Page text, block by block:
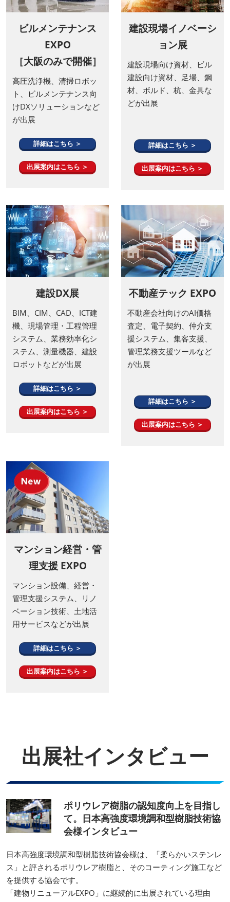
ビルメンテナンス
EXPO
［大阪のみで開催］
高圧洗浄機、清掃ロボッ
ト、ビルメンテナンス向
けDXソリューションなど
が出展
詳細はこちら ＞
建設現場イノベーシ
ョン展
建設現場向け資材、ビル
建設向け資材、足場、鋼
材、ボルド、杭、金具な
詳細はこちら ＞
建設DX展
BIM、CIM、CAD、ICT建
機、現場管理・工程管理
システム、業務効率化シ
ステム、測量機器、建設
ロボットなどが出展
詳細はこちら ＞
不動産テック EXPO
不動産会社向けのAI価格
査定、電子契約、仲介支
援システム、集客支援、
管理業務支援ツールなど
詳細はこちら ＞
マンション経営・管
理支援 EXPO
マンション設備、経営・
管理支援システム、リノ
ベーション技術、土地活
用サービスなどが出展
詳細はこちら ＞
出展社インタビュー
ポリウレア樹脂の認知度向上を目指し
て。日本高強度環境調和型樹脂技術協
会様インタビュー
日本高強度環境調和型樹脂技術協会様は、「柔らかいステンレ
ス」と評されるポリウレア樹脂と、そのコーティング施工など
を提供する協会です。